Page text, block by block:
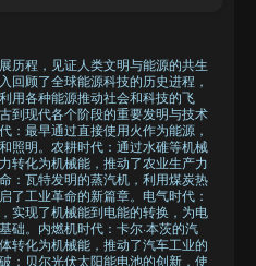
历程，见证人类文明与能源的共生
回顾了全球能源科技的历史进程，
用各种能源推动社会和科技的飞
到现代各个阶段的重要发明与技术
：最早通过直接使用火作为能源，
照明。农耕时代：通过水碓等机械
转化为机械能，推动了农业生产力
：瓦特发明的蒸汽机，利用煤炭热
了工业革命的新篇章。电气时代：
实现了机械能到电能的转换，为电
础。内燃机时代：卡尔·本茨的汽
转化为机械能，推动了汽车工业的
：贝尔光伏太阳能电池的创新，使